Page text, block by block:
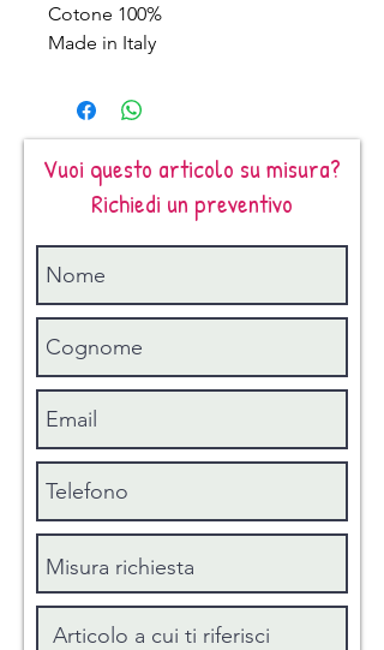
Cotone 100%
Made in Italy
Vuoi questo articolo su misura?
Richiedi un preventivo